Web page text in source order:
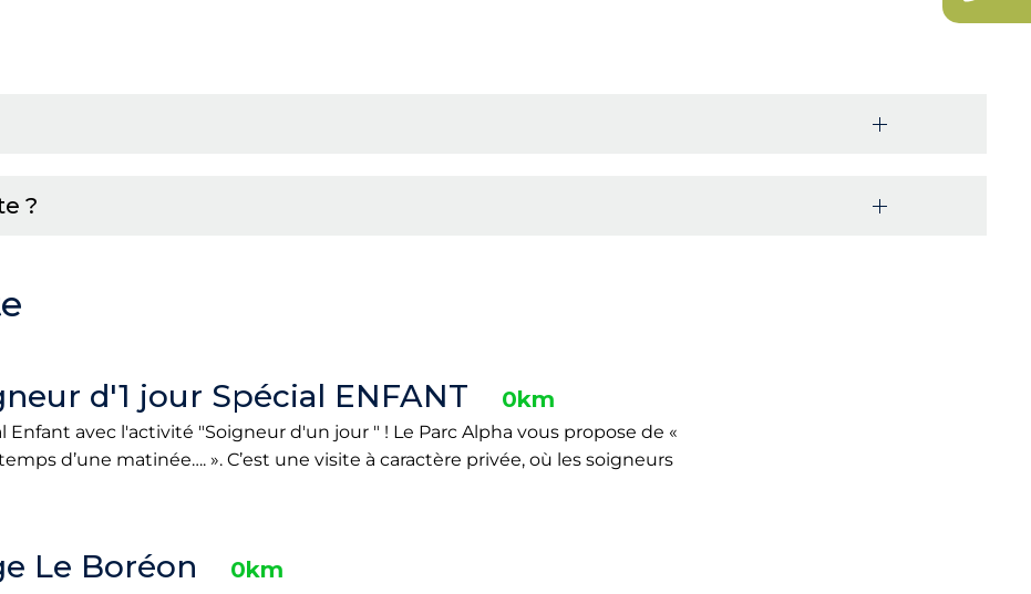
?
d'1 jour Spécial ENFANT 0km
Enfant avec l'activité "Soigneur d'un jour " ! Le Parc Alpha vous propose de «
d’une matinée…. ». C’est une visite à caractère privée, où les soigneurs
Le Boréon 0km